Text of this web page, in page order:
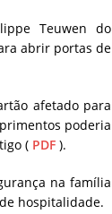
Teuwen do
abrir portas de
afetado para
poderia
( PDF ).
na família
hospitalidade.